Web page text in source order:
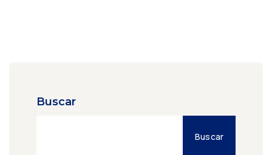
Buscar
Buscar